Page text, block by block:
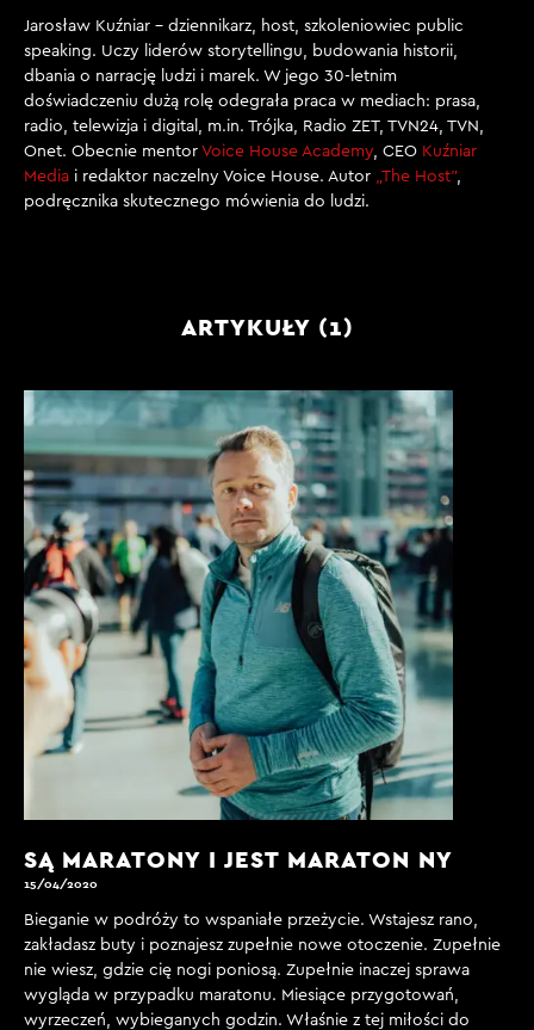
Jarosław Kuźniar – dziennikarz, host, szkoleniowiec public
speaking. Uczy liderów storytellingu, budowania historii,
dbania o narrację ludzi i marek. W jego 30-letnim
doświadczeniu dużą rolę odegrała praca w mediach: prasa,
radio, telewizja i digital, m.in. Trójka, Radio ZET, TVN24, TVN,
Onet. Obecnie mentor Voice House Academy, CEO Kuźniar
Media i redaktor naczelny Voice House. Autor „The Host”,
podręcznika skutecznego mówienia do ludzi.
ARTYKUŁY (1)
SĄ MARATONY I JEST MARATON NY
15/04/2020
Bieganie w podróży to wspaniałe przeżycie. Wstajesz rano,
zakładasz buty i poznajesz zupełnie nowe otoczenie. Zupełnie
nie wiesz, gdzie cię nogi poniosą. Zupełnie inaczej sprawa
wygląda w przypadku maratonu. Miesiące przygotowań,
wyrzeczeń, wybieganych godzin. Właśnie z tej miłości do